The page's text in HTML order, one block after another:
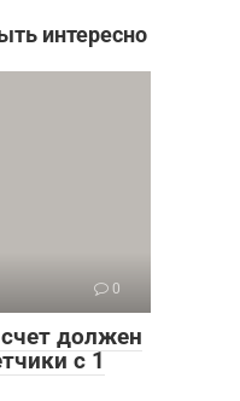
интересно
0
должен
с 1